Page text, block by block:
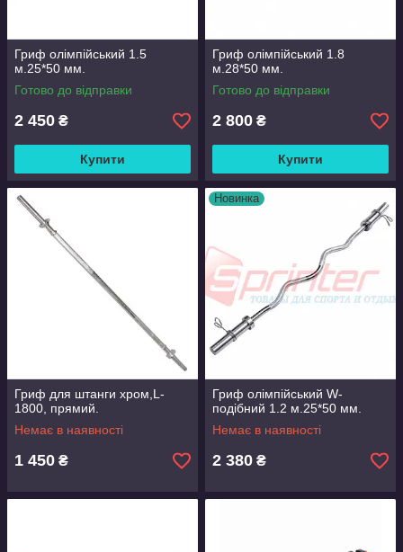
Гриф олімпійський 1.5
м.25*50 мм.
Готово до відправки
2 450 ₴
Купити
Гриф олімпійський 1.8
м.28*50 мм.
Готово до відправки
2 800 ₴
Купити
Гриф для штанги хром,L-
1800, прямий.
Немає в наявності
1 450 ₴
Новинка
Гриф олімпійський W-
подібний 1.2 м.25*50 мм.
Немає в наявності
2 380 ₴